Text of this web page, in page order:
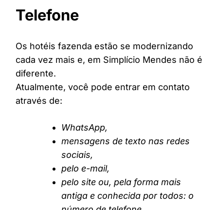
Telefone
Os hotéis fazenda estão se modernizando
cada vez mais e, em Simplício Mendes não é
diferente.
Atualmente, você pode entrar em contato
através de:
WhatsApp,
mensagens de texto nas redes
sociais,
pelo e-mail,
pelo site ou, pela forma mais
antiga e conhecida por todos: o